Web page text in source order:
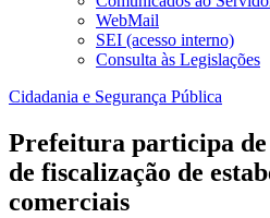
WebMail
SEI (acesso interno)
Consulta às Legislações
Cidadania e Segurança Pública
Prefeitura participa de
de fiscalização de
comerciais